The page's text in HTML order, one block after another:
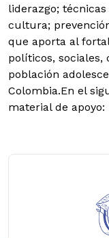
liderazgo;
cultura;
que aporta al
políticos,
población
Colombia.En el
material de apoyo: